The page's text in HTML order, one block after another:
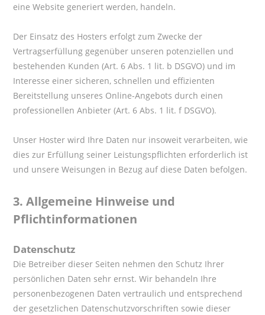
eine Website generiert werden, handeln.
Der Einsatz des Hosters erfolgt zum Zwecke der
Vertragserfüllung gegenüber unseren potenziellen und
bestehenden Kunden (Art. 6 Abs. 1 lit. b DSGVO) und im
Interesse einer sicheren, schnellen und effizienten
Bereitstellung unseres Online-Angebots durch einen
professionellen Anbieter (Art. 6 Abs. 1 lit. f DSGVO).
Unser Hoster wird Ihre Daten nur insoweit verarbeiten, wie
dies zur Erfüllung seiner Leistungspflichten erforderlich ist
und unsere Weisungen in Bezug auf diese Daten befolgen.
3.Allgemeine Hinweise und
Pflichtinformationen
Datenschutz
Die Betreiber dieser Seiten nehmen den Schutz Ihrer
persönlichen Daten sehr ernst. Wir behandeln Ihre
personenbezogenen Daten vertraulich und entsprechend
der gesetzlichen Datenschutzvorschriften sowie dieser